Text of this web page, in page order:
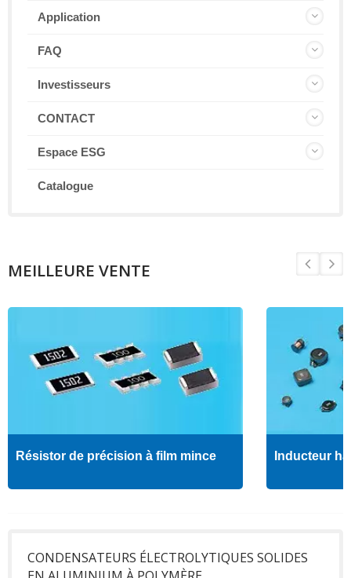
Application
FAQ
Investisseurs
CONTACT
Espace ESG
Catalogue
MEILLEURE VENTE
Résistor de précision à film mince Inducteur
CONDENSATEURS ÉLECTROLYTIQUES SOLIDES